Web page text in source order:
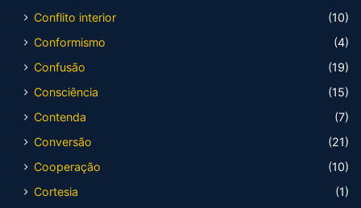
Conflito interior
(10)
Conformismo
(4)
Confusão
(19)
Consciência
(15)
Contenda
(7)
Conversão
(21)
Cooperação
(10)
Cortesia
(1)